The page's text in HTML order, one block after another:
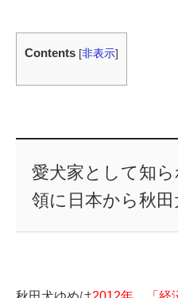
Contents [非表示]
愛犬家として知
領に日本から秋